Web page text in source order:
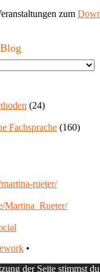
zum
(24)
Fachsprache (160)
rueter/
•
der Seite stimmst